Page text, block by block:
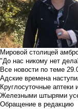
Мировой столицей
"До нас никому нет
Все новости по теме
Адские времена
Круглосуточные
Железными штырями
Обращение в редакцию